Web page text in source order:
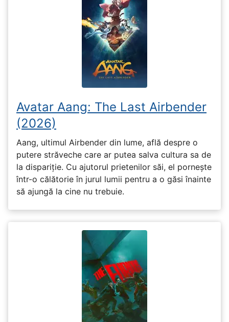
Avatar Aang: The Last Airbender
(2026)
Aang, ultimul Airbender din lume, află despre o
putere străveche care ar putea salva cultura sa de
la dispariție. Cu ajutorul prietenilor săi, el pornește
într-o călătorie în jurul lumii pentru a o găsi înainte
să ajungă la cine nu trebuie.